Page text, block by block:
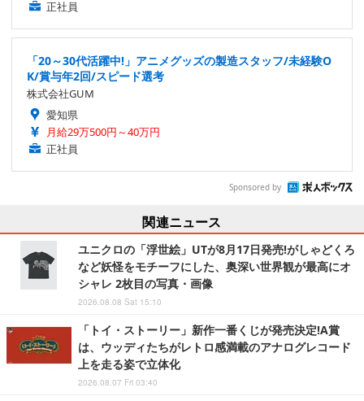
正社員
「20～30代活躍中!」アニメグッズの製造スタッフ/未経験O
K/賞与年2回/スピード選考
株式会社GUM
愛知県
月給29万500円～40万円
正社員
Sponsored by
関連ニュース
ユニクロの「浮世絵」UTが8月17日発売!がしゃどくろ
など妖怪をモチーフにした、奥深い世界観が最高にオ
シャレ 2枚目の写真・画像
2026.08.08 Sat 15:10
「トイ・ストーリー」新作一番くじが発売決定!A賞
は、ウッディたちがレトロ感満載のアナログレコード
上を走る姿で立体化
2026.08.07 Fri 03:40